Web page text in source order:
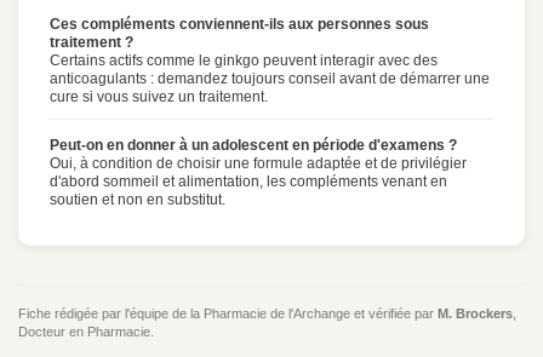
Ces compléments conviennent-ils aux personnes sous
traitement ?
Certains actifs comme le ginkgo peuvent interagir avec des
anticoagulants : demandez toujours conseil avant de démarrer une
cure si vous suivez un traitement.
Peut-on en donner à un adolescent en période d'examens ?
Oui, à condition de choisir une formule adaptée et de privilégier
d'abord sommeil et alimentation, les compléments venant en
soutien et non en substitut.
Fiche rédigée par l'équipe de la Pharmacie de l'Archange et vérifiée par M. Brockers
Docteur en Pharmacie.